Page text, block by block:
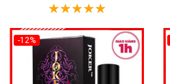
-12%